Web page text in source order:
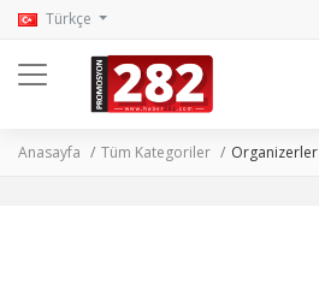
Türkçe
Anasayfa Tüm Kategoriler Organizerler